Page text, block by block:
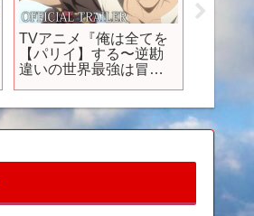
TVアニメ『俺は全てを
【パリイ】する〜逆勘
違いの世界最強は冒険
始
放送開